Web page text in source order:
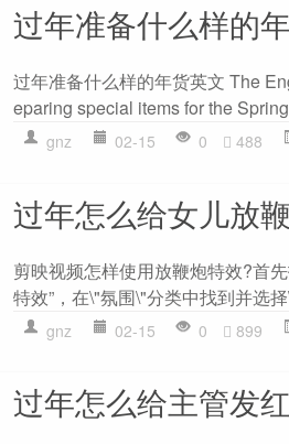
过年准备什么样的
过年准备什么样的年货英文 The
eparing special items for the
gnz 02-15 0 488
过年怎么给女儿放
剪映视频怎样使用放鞭炮特效?首
特效”，在\"氛围\"分类中找到并选
gnz 02-15 0 899
过年怎么给主管发